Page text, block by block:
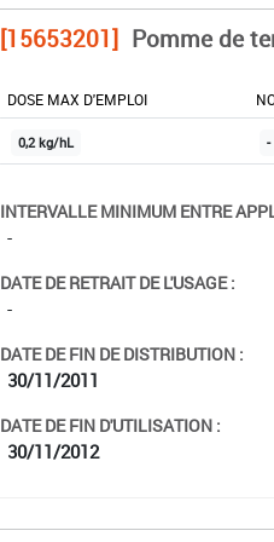
[15653201] Pomme de
DOSE MAX D'EMPLOI
0,2 kg/hL -
INTERVALLE MINIMUM ENTRE
-
DATE DE RETRAIT DE L'USAGE :
-
DATE DE FIN DE DISTRIBUTION :
30/11/2011
DATE DE FIN D'UTILISATION :
30/11/2012